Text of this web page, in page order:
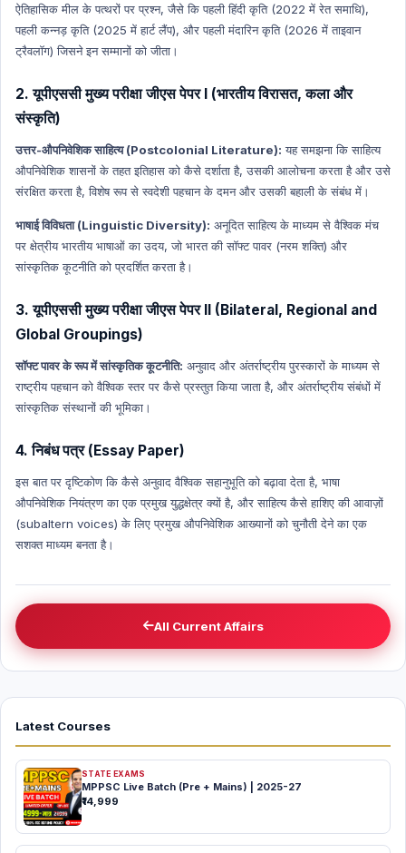
ऐतिहासिक मील के पत्थरों पर प्रश्न, जैसे कि पहली हिंदी कृति (2022 में रेत समाधि),
पहली कन्नड़ कृति (2025 में हार्ट लैंप), और पहली मंदारिन कृति (2026 में ताइवान
ट्रैवलॉग) जिसने इन सम्मानों को जीता।
2. यूपीएससी मुख्य परीक्षा जीएस पेपर I (भारतीय विरासत, कला और
संस्कृति)
उत्तर-औपनिवेशिक साहित्य (Postcolonial Literature): यह समझना कि साहित्य
औपनिवेशिक शासनों के तहत इतिहास को कैसे दर्शाता है, उसकी आलोचना करता है और उसे
संरक्षित करता है, विशेष रूप से स्वदेशी पहचान के दमन और उसकी बहाली के संबंध में।
भाषाई विविधता (Linguistic Diversity): अनूदित साहित्य के माध्यम से वैश्विक मंच
पर क्षेत्रीय भारतीय भाषाओं का उदय, जो भारत की सॉफ्ट पावर (नरम शक्ति) और
सांस्कृतिक कूटनीति को प्रदर्शित करता है।
3. यूपीएससी मुख्य परीक्षा जीएस पेपर II (Bilateral, Regional and
Global Groupings)
सॉफ्ट पावर के रूप में सांस्कृतिक कूटनीति: अनुवाद और अंतर्राष्ट्रीय पुरस्कारों के माध्यम से
राष्ट्रीय पहचान को वैश्विक स्तर पर कैसे प्रस्तुत किया जाता है, और अंतर्राष्ट्रीय संबंधों में
सांस्कृतिक संस्थानों की भूमिका।
4. निबंध पत्र (Essay Paper)
इस बात पर दृष्टिकोण कि कैसे अनुवाद वैश्विक सहानुभूति को बढ़ावा देता है, भाषा
औपनिवेशिक नियंत्रण का एक प्रमुख युद्धक्षेत्र क्यों है, और साहित्य कैसे हाशिए की आवाज़ों
(subaltern voices) के लिए प्रमुख औपनिवेशिक आख्यानों को चुनौती देने का एक
सशक्त माध्यम बनता है।
All Current Affairs
Latest Courses
STATE EXAMS
MPPSC Live Batch (Pre + Mains) | 2025-27
₹14,999